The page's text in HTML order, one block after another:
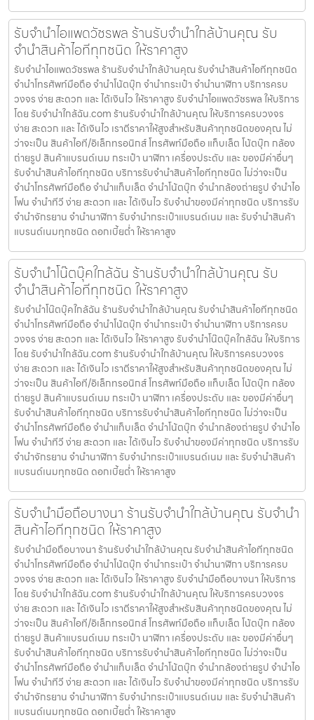
รับจำนำไอแพดวัชรพล ร้านรับจำนำใกล้บ้านคุณ รับ
จำนำสินค้าไอทีทุกชนิด ให้ราคาสูง
รับจำนำไอแพดวัชรพล ร้านรับจำนำใกล้บ้านคุณ รับจำนำสินค้าไอทีทุกชนิด
จำนำโทรศัพท์มือถือ จำนำโน้ตบุ๊ก จำนำกระเป๋า จำนำนาฬิกา บริการครบ
วงจร ง่าย สะดวก และ ได้เงินไว ให้ราคาสูง รับจำนำไอแพดวัชรพล ให้บริการ
โดย รับจํานําใกล้ฉัน.com ร้านรับจำนำใกล้บ้านคุณ ให้บริการครบวงจร
ง่าย สะดวก และ ได้เงินไว เราตีราคาให้สูงสำหรับสินค้าทุกชนิดของคุณ ไม่
ว่าจะเป็น สินค้าไอที/อิเล็กทรอนิกส์ โทรศัพท์มือถือ แท็บเล็ต โน้ตบุ๊ก กล้อง
ถ่ายรูป สินค้าแบรนด์เนม กระเป๋า นาฬิกา เครื่องประดับ และ ของมีค่าอื่นๆ
รับจำนำสินค้าไอทีทุกชนิด บริการรับจำนำสินค้าไอทีทุกชนิด ไม่ว่าจะเป็น
จำนำโทรศัพท์มือถือ จำนำแท็บเล็ต จำนำโน้ตบุ๊ก จำนำกล้องถ่ายรูป จำนำไอ
โฟน จำนำทีวี ง่าย สะดวก และ ได้เงินไว รับจำนำของมีค่าทุกชนิด บริการรับ
จำนำจักรยาน จำนำนาฬิกา รับจำนำกระเป๋าแบรนด์เนม และ รับจำนำสินค้า
แบรนด์เนมทุกชนิด ดอกเบี้ยต่ำ ให้ราคาสูง
รับจำนำโน๊ตบุ๊คใกล้ฉัน ร้านรับจำนำใกล้บ้านคุณ รับ
จำนำสินค้าไอทีทุกชนิด ให้ราคาสูง
รับจำนำโน๊ตบุ๊คใกล้ฉัน ร้านรับจำนำใกล้บ้านคุณ รับจำนำสินค้าไอทีทุกชนิด
จำนำโทรศัพท์มือถือ จำนำโน้ตบุ๊ก จำนำกระเป๋า จำนำนาฬิกา บริการครบ
วงจร ง่าย สะดวก และ ได้เงินไว ให้ราคาสูง รับจำนำโน๊ตบุ๊คใกล้ฉัน ให้บริการ
โดย รับจํานําใกล้ฉัน.com ร้านรับจำนำใกล้บ้านคุณ ให้บริการครบวงจร
ง่าย สะดวก และ ได้เงินไว เราตีราคาให้สูงสำหรับสินค้าทุกชนิดของคุณ ไม่
ว่าจะเป็น สินค้าไอที/อิเล็กทรอนิกส์ โทรศัพท์มือถือ แท็บเล็ต โน้ตบุ๊ก กล้อง
ถ่ายรูป สินค้าแบรนด์เนม กระเป๋า นาฬิกา เครื่องประดับ และ ของมีค่าอื่นๆ
รับจำนำสินค้าไอทีทุกชนิด บริการรับจำนำสินค้าไอทีทุกชนิด ไม่ว่าจะเป็น
จำนำโทรศัพท์มือถือ จำนำแท็บเล็ต จำนำโน้ตบุ๊ก จำนำกล้องถ่ายรูป จำนำไอ
โฟน จำนำทีวี ง่าย สะดวก และ ได้เงินไว รับจำนำของมีค่าทุกชนิด บริการรับ
จำนำจักรยาน จำนำนาฬิกา รับจำนำกระเป๋าแบรนด์เนม และ รับจำนำสินค้า
แบรนด์เนมทุกชนิด ดอกเบี้ยต่ำ ให้ราคาสูง
รับจำนำมือถือบางนา ร้านรับจำนำใกล้บ้านคุณ รับจำนำ
สินค้าไอทีทุกชนิด ให้ราคาสูง
รับจำนำมือถือบางนา ร้านรับจำนำใกล้บ้านคุณ รับจำนำสินค้าไอทีทุกชนิด
จำนำโทรศัพท์มือถือ จำนำโน้ตบุ๊ก จำนำกระเป๋า จำนำนาฬิกา บริการครบ
วงจร ง่าย สะดวก และ ได้เงินไว ให้ราคาสูง รับจำนำมือถือบางนา ให้บริการ
โดย รับจํานําใกล้ฉัน.com ร้านรับจำนำใกล้บ้านคุณ ให้บริการครบวงจร
ง่าย สะดวก และ ได้เงินไว เราตีราคาให้สูงสำหรับสินค้าทุกชนิดของคุณ ไม่
ว่าจะเป็น สินค้าไอที/อิเล็กทรอนิกส์ โทรศัพท์มือถือ แท็บเล็ต โน้ตบุ๊ก กล้อง
ถ่ายรูป สินค้าแบรนด์เนม กระเป๋า นาฬิกา เครื่องประดับ และ ของมีค่าอื่นๆ
รับจำนำสินค้าไอทีทุกชนิด บริการรับจำนำสินค้าไอทีทุกชนิด ไม่ว่าจะเป็น
จำนำโทรศัพท์มือถือ จำนำแท็บเล็ต จำนำโน้ตบุ๊ก จำนำกล้องถ่ายรูป จำนำไอ
โฟน จำนำทีวี ง่าย สะดวก และ ได้เงินไว รับจำนำของมีค่าทุกชนิด บริการรับ
จำนำจักรยาน จำนำนาฬิกา รับจำนำกระเป๋าแบรนด์เนม และ รับจำนำสินค้า
แบรนด์เนมทุกชนิด ดอกเบี้ยต่ำ ให้ราคาสูง